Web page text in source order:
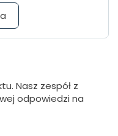
Nasz zespół z
odpowiedzi na